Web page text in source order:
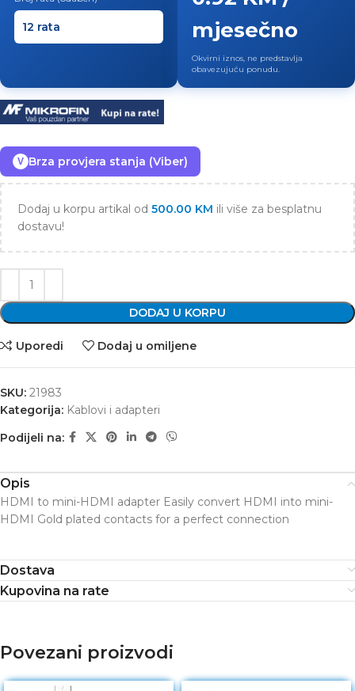
mjesečno
Okvirni iznos, ne predstavlja
obavezujuću ponudu.
V Brza provjera stanja (Viber)
Dodaj u korpu artikal od 500.00 KM ili više za besplatnu
dostavu!
DODAJ U KORPU
Uporedi Dodaj u omiljene
SKU: 21983
Kategorija: Kablovi i adapteri
Podijeli na:
Opis
HDMI to mini-HDMI adapter Easily convert HDMI into mini-
HDMI Gold plated contacts for a perfect connection
Dostava
Kupovina na rate
Povezani proizvodi